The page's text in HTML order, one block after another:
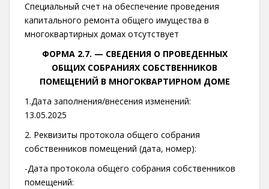
Специальный счет на обеспечение проведения
капитального ремонта общего имущества в
многоквартирных домах отсутствует
ФОРМА 2.7. — СВЕДЕНИЯ О ПРОВЕДЕННЫХ
ОБЩИХ СОБРАНИЯХ СОБСТВЕННИКОВ
ПОМЕЩЕНИЙ В МНОГОКВАРТИРНОМ ДОМЕ
1.Дата заполнения/внесения изменений:
13.05.2025
2. Реквизиты протокола общего собрания
собственников помещений (дата, номер):
-Дата протокола общего собрания собственников
помещений: